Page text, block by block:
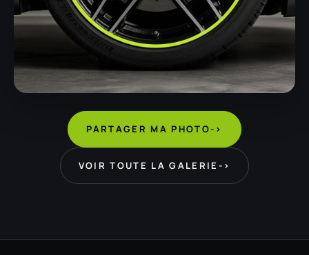
PARTAGER MA PHOTO->
VOIR TOUTE LA GALERIE ->